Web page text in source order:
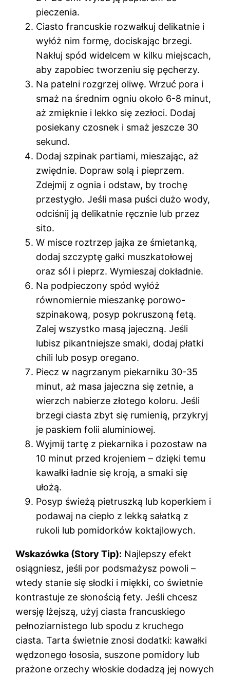
pieczenia.
Ciasto francuskie rozwałkuj delikatnie i
wyłóż nim formę, dociskając brzegi.
Nakłuj spód widelcem w kilku miejscach,
aby zapobiec tworzeniu się pęcherzy.
Na patelni rozgrzej oliwę. Wrzuć pora i
smaż na średnim ogniu około 6-8 minut,
aż zmięknie i lekko się zezłoci. Dodaj
posiekany czosnek i smaż jeszcze 30
sekund.
Dodaj szpinak partiami, mieszając, aż
zwiędnie. Dopraw solą i pieprzem.
Zdejmij z ognia i odstaw, by trochę
przestygło. Jeśli masa puści dużo wody,
odciśnij ją delikatnie ręcznie lub przez
sito.
W misce roztrzep jajka ze śmietanką,
dodaj szczyptę gałki muszkatołowej
oraz sól i pieprz. Wymieszaj dokładnie.
Na podpieczony spód wyłóż
równomiernie mieszankę porowo-
szpinakową, posyp pokruszoną fetą.
Zalej wszystko masą jajeczną. Jeśli
lubisz pikantniejsze smaki, dodaj płatki
chili lub posyp oregano.
Piecz w nagrzanym piekarniku 30-35
minut, aż masa jajeczna się zetnie, a
wierzch nabierze złotego koloru. Jeśli
brzegi ciasta zbyt się rumienią, przykryj
je paskiem folii aluminiowej.
Wyjmij tartę z piekarnika i pozostaw na
10 minut przed krojeniem – dzięki temu
kawałki ładnie się kroją, a smaki się
ułożą.
Posyp świeżą pietruszką lub koperkiem i
podawaj na ciepło z lekką sałatką z
rukoli lub pomidorków koktajlowych.
Wskazówka (Story Tip): Najlepszy efekt
osiągniesz, jeśli por podsmażysz powoli –
wtedy stanie się słodki i miękki, co świetnie
kontrastuje ze słonością fety. Jeśli chcesz
wersję lżejszą, użyj ciasta francuskiego
pełnoziarnistego lub spodu z kruchego
ciasta. Tarta świetnie znosi dodatki: kawałki
wędzonego łososia, suszone pomidory lub
prażone orzechy włoskie dodadzą jej nowych